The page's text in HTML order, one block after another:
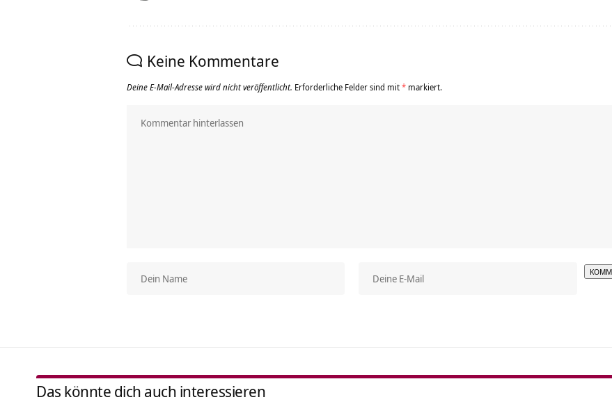
Keine Kommentare
Deine E-Mail-Adresse wird nicht veröffentlicht. Erforderliche Felder sind mit* markiert.
Das könnte dich auch interessieren